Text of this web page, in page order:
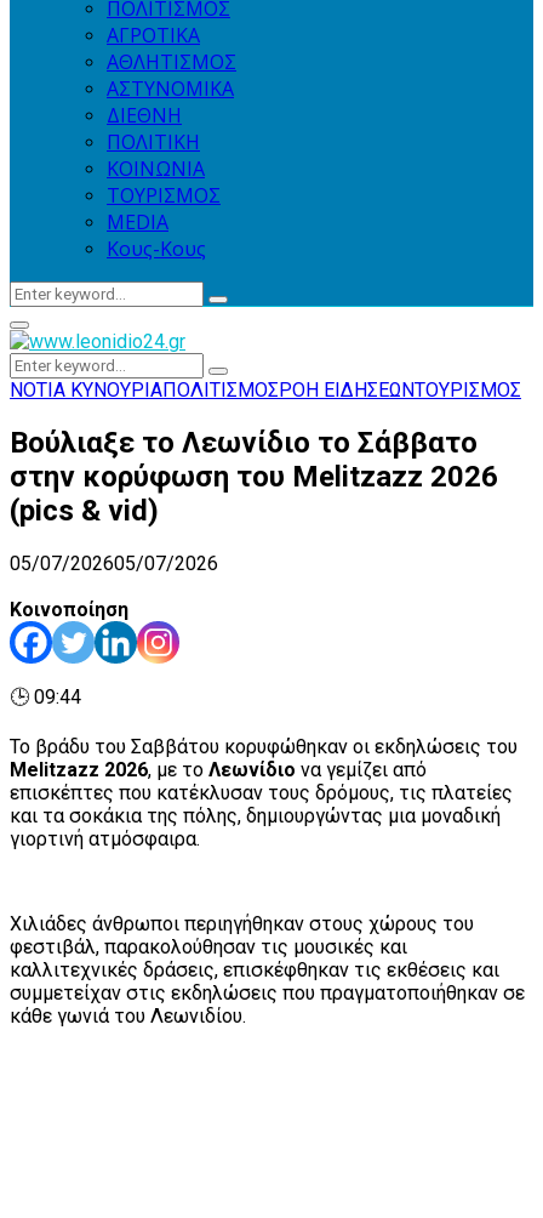
ΠΟΛΙΤΙΣΜΟΣ
ΑΓΡΟΤΙΚΑ
ΑΘΛΗΤΙΣΜΟΣ
ΑΣΤΥΝΟΜΙΚΑ
ΔΙΕΘΝΗ
ΠΟΛΙΤΙΚΗ
ΚΟΙΝΩΝΙΑ
ΤΟΥΡΙΣΜΟΣ
MEDIA
Κους-Κους
Search
Search
Primary
Menu
Search
for:
Search
ΝΟΤΙΑ ΚΥΝΟΥΡΙΑΠΟΛΙΤΙΣΜΟΣ ΡΟΗ ΕΙΔΗΣΕΩΝΤΟΥΡΙΣΜΟΣ
Βούλιαξε το Λεωνίδιο το Σάββατο
στην κορύφωση του Melitzazz 2026
(pics & vid)
05/07/202605/07/2026
Κοινοποίηση
🕒 09:44
Το βράδυ του Σαββάτου κορυφώθηκαν οι εκδηλώσεις του
Melitzazz 2026, με το Λεωνίδιο να γεμίζει από
επισκέπτες που κατέκλυσαν τους δρόμους, τις πλατείες
και τα σοκάκια της πόλης, δημιουργώντας μια μοναδική
γιορτινή ατμόσφαιρα.
Χιλιάδες άνθρωποι περιηγήθηκαν στους χώρους του
φεστιβάλ, παρακολούθησαν τις μουσικές και
καλλιτεχνικές δράσεις, επισκέφθηκαν τις εκθέσεις και
συμμετείχαν στις εκδηλώσεις που πραγματοποιήθηκαν σε
κάθε γωνιά του Λεωνιδίου.